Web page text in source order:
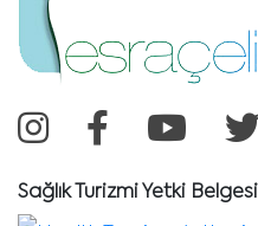
Sağlık Turizmi Yetki Belgesi